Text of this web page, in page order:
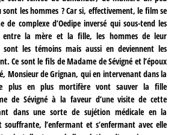
les hommes ? Car si, effectivement, le film se
de complexe d’Oedipe inversé qui sous-tend les
entre la mère et la fille, les hommes de leur
les témoins mais aussi en deviennent les
Ce sont le fils de Madame de Sévigné et l’époux
Monsieur de Grignan, qui en intervenant dans la
plus en plus mortifère vont sauver la fille
de Sévigné à la faveur d’une visite de cette
dans une sorte de sujétion médicale en la
souffrante, l’enfermant et s’enfermant avec elle